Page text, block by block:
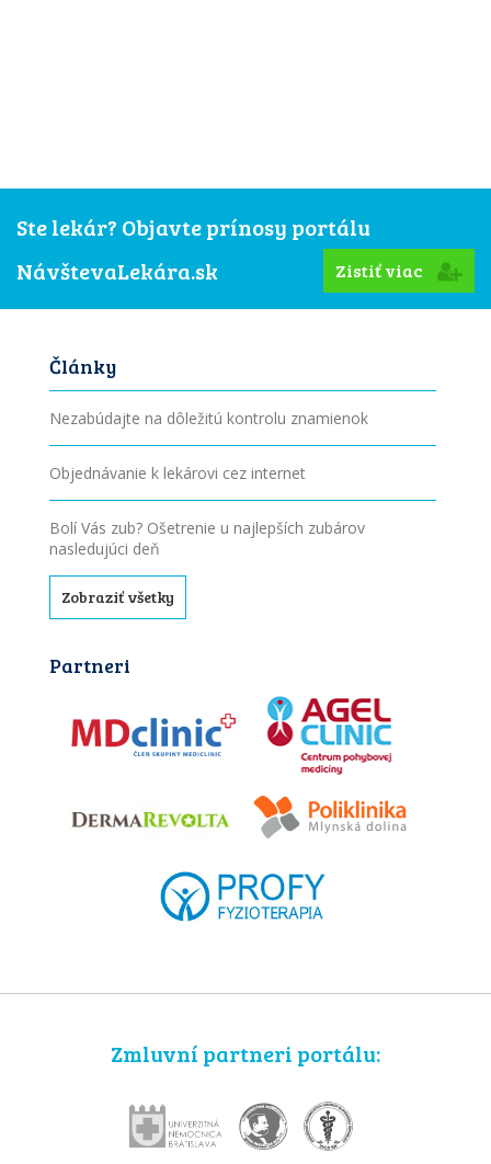
Ste lekár? Objavte prínosy portálu
NávštevaLekára.sk
Zistiť viac
Články
Nezabúdajte na dôležitú kontrolu znamienok
Objednávanie k lekárovi cez internet
Bolí Vás zub? Ošetrenie u najlepších zubárov
nasledujúci deň
Zobraziť všetky
Partneri
Zmluvní partneri portálu: